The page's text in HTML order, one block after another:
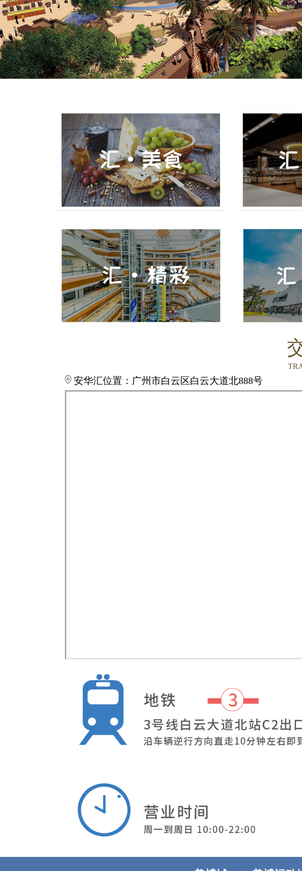
安华汇位置：广州市白云区白云大道北888号